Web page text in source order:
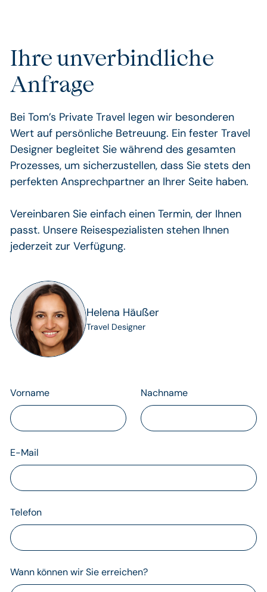
Ihre unverbindliche
Anfrage
Bei Tom’s Private Travel legen wir besonderen
Wert auf persönliche Betreuung. Ein fester Travel
Designer begleitet Sie während des gesamten
Prozesses, um sicherzustellen, dass Sie stets den
perfekten Ansprechpartner an Ihrer Seite haben.
Vereinbaren Sie einfach einen Termin, der Ihnen
passt. Unsere Reisespezialisten stehen Ihnen
jederzeit zur Verfügung.
Helena Häußer
Travel Designer
Vorname Nachname
E-Mail
Telefon
Wann können wir Sie erreichen?